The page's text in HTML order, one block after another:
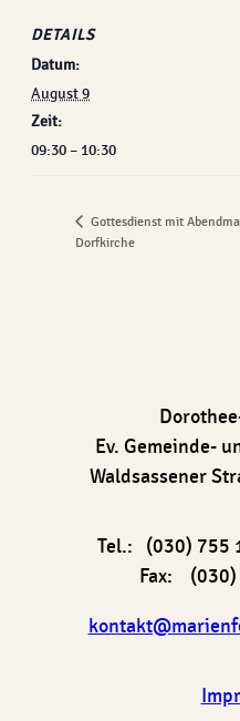
DETAILS
Datum:
August 9
Zeit:
09:30 – 10:30
Gottesdienst mit
Dorfkirche
Ev. Gemeinde-
Waldsassener
Tel.: (030) 755
Fax: (030)